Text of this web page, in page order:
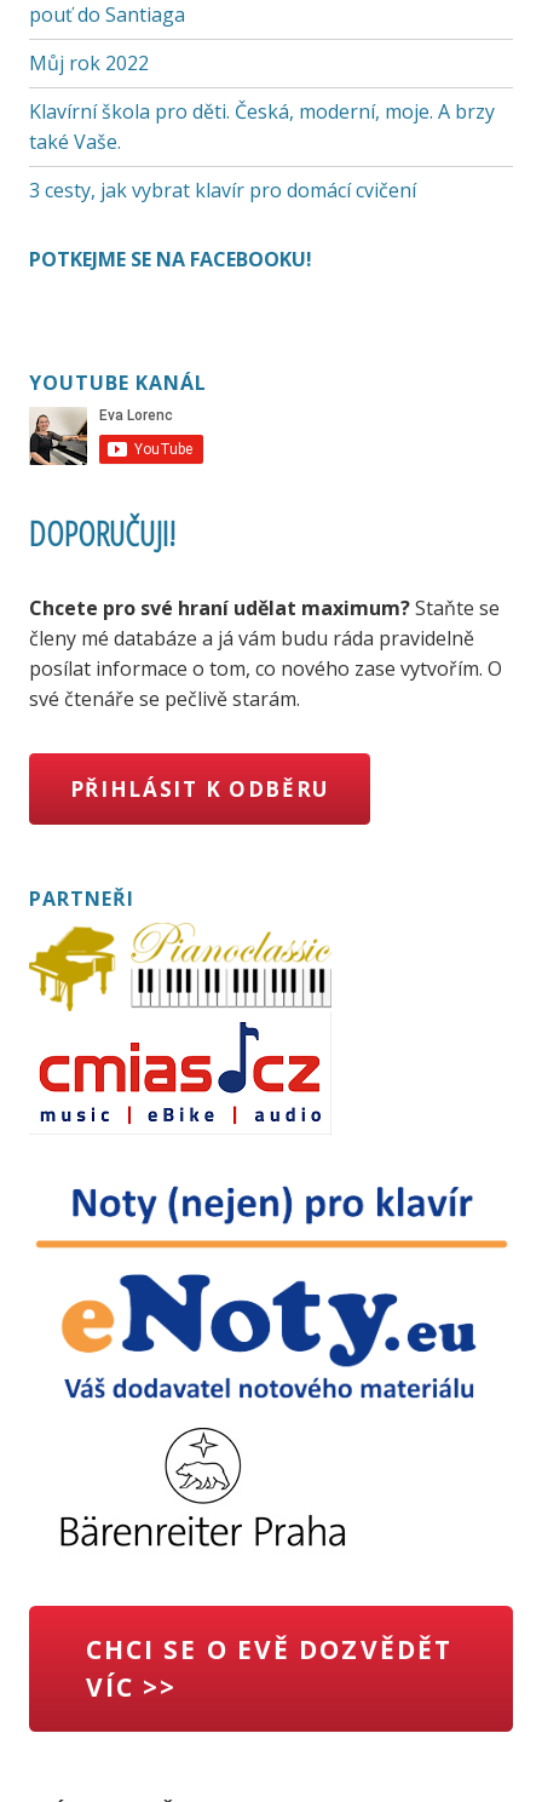
pouť do Santiaga
Můj rok 2022
Klavírní škola pro děti. Česká, moderní, moje. A brzy
také Vaše.
3 cesty, jak vybrat klavír pro domácí cvičení
POTKEJME SE NA FACEBOOKU!
YOUTUBE KANÁL
DOPORUČUJI!
Chcete pro své hraní udělat maximum?Staňte se
členy mé databáze a já vám budu ráda pravidelně
posílat informace o tom, co nového zase vytvořím. O
své čtenáře se pečlivě starám.
PŘIHLÁSIT K ODBĚRU
PARTNEŘI
CHCI SE O EVĚ DOZVĚDĚT
VÍC >>